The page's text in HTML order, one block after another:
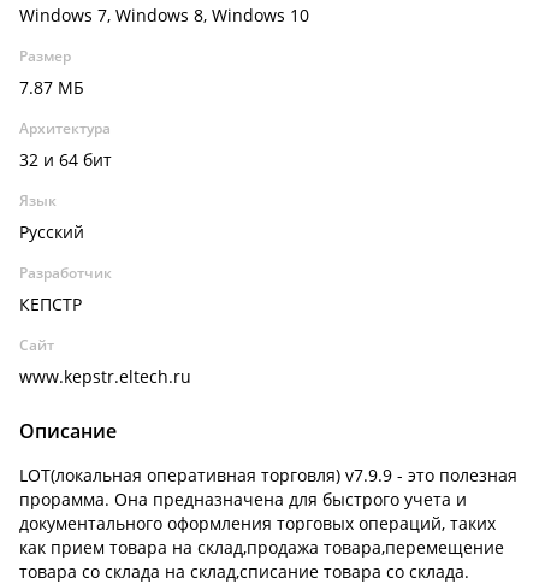
Windows 7, Windows 8, Windows 10
Размер
7.87 МБ
Архитектура
32 и 64 бит
Язык
Русский
Разработчик
КЕПСТР
Сайт
www.kepstr.eltech.ru
Описание
LOT(локальная оперативная торговля) v7.9.9 - это полезная
прорамма. Она предназначена для быстрого учета и
документального оформления торговых операций, таких
как прием товара на склад,продажа товара,перемещение
товара со склада на склад,списание товара со склада.